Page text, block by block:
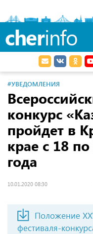
cherinfo
#УВЕДОМЛЕНИЯ
конкурс
пройдет в
крае с 18 по
года
10.01.2020 08:30
Положение
фестиваля-